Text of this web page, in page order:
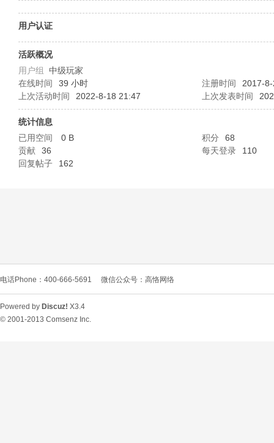
L
用户认证
活跃概况
用户组 中级玩家
在线时间
39 小时 注册时间
2017-
上次活动时间
2022-8-18 21:47 上次发表时间
统计信息
已用空间
0 B 积分
68
贡献
36 每天登录
110
回复帖子
162
电话Phone：400-666-5691 微信公众号：高恪网络
Powered by Discuz! X3.4
© 2001-2013 Comsenz Inc.